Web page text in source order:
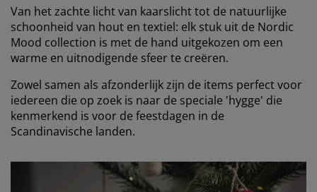
Van het zachte licht van kaarslicht tot de natuurlijke
schoonheid van hout en textiel: elk stuk uit de Nordic
Mood collection is met de hand uitgekozen om een
warme en uitnodigende sfeer te creëren.
Zowel samen als afzonderlijk zijn de items perfect voor
iedereen die op zoek is naar de speciale 'hygge' die
kenmerkend is voor de feestdagen in de
Scandinavische landen.